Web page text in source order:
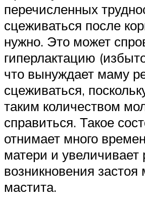
перечисленных
сцеживаться после
нужно. Это может
гиперлактацию
что вынуждает маму
сцеживаться,
таким количеством
справиться. Такое
отнимает много
матери и увеличивает
возникновения застоя
мастита.